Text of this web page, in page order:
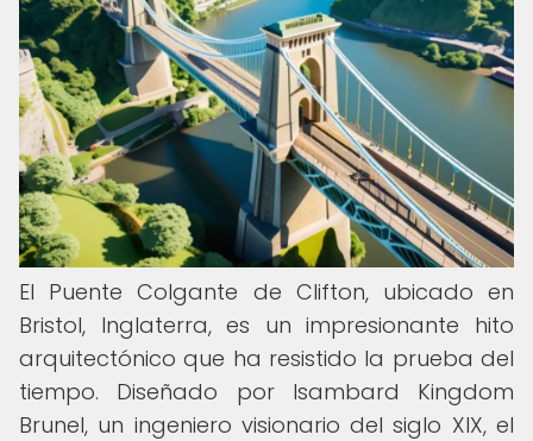
El Puente Colgante de Clifton, ubicado en
Bristol, Inglaterra, es un impresionante hito
arquitectónico que ha resistido la prueba del
tiempo. Diseñado por Isambard Kingdom
Brunel, un ingeniero visionario del siglo XIX, el